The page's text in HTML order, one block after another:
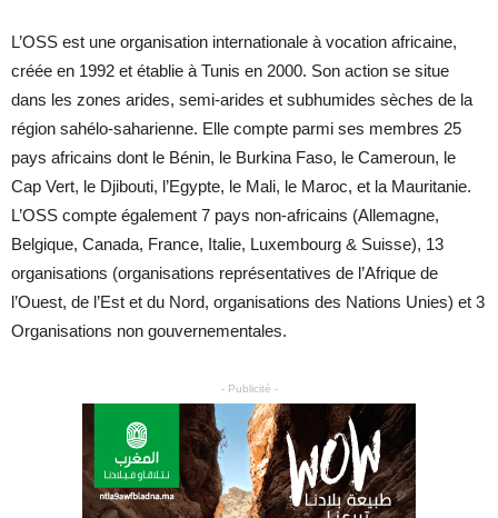
L’OSS est une organisation internationale à vocation africaine,
créée en 1992 et établie à Tunis en 2000. Son action se situe
dans les zones arides, semi-arides et subhumides sèches de la
région sahélo-saharienne. Elle compte parmi ses membres 25
pays africains dont le Bénin, le Burkina Faso, le Cameroun, le
Cap Vert, le Djibouti, l’Egypte, le Mali, le Maroc, et la Mauritanie.
L’OSS compte également 7 pays non-africains (Allemagne,
Belgique, Canada, France, Italie, Luxembourg & Suisse), 13
organisations (organisations représentatives de l’Afrique de
l’Ouest, de l’Est et du Nord, organisations des Nations Unies) et 3
Organisations non gouvernementales.
- Publicité -